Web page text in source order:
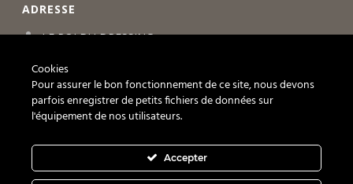
ADRESSE
LE ROI DU DRESSING
1023 Crissier
+41 21 588 07 69
Exposition sur rendez-vous
Cookies
Pour assurer le bon fonctionnement de ce site, nous devons
parfois enregistrer de petits fichiers de données sur
l'équipement de nos utilisateurs.
Accepter